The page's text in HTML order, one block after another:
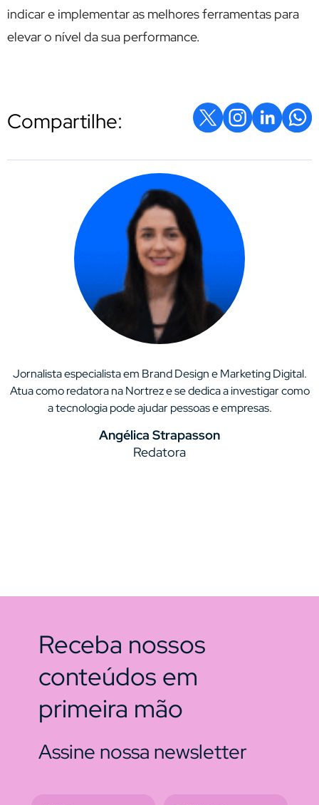
indicar e implementar as melhores ferramentas para
elevar o nível da sua performance.
Compartilhe:
Jornalista especialista em Brand Design e Marketing Digital.
Atua como redatora na Nortrez e se dedica a investigar como
a tecnologia pode ajudar pessoas e empresas.
Angélica Strapasson
Redatora
Receba nossos
conteúdos em
primeira mão
Assine nossa newsletter